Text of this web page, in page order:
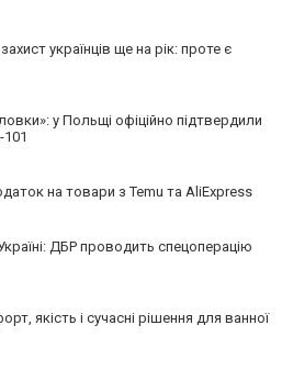
українців ще на рік: проте є
у Польщі офіційно підтвердили
101
на товари з Temu та AliExpress
ДБР проводить спецоперацію
якість і сучасні рішення для ванної